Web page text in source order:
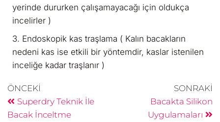
yerinde dururken çalışamayacağı için oldukça
incelirler )
3. Endoskopik kas traşlama ( Kalın bacakların
nedeni kas ise etkili bir yöntemdir, kaslar istenilen
inceliğe kadar traşlanır )
ÖNCEKI
Superdry Teknik İle
Bacak İnceltme
SONRAKI
Bacakta Silikon
Uygulamaları